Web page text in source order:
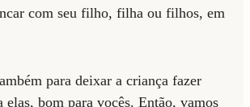
com seu filho, filha ou filhos, em
para deixar a criança fazer
bom para vocês. Então, vamos